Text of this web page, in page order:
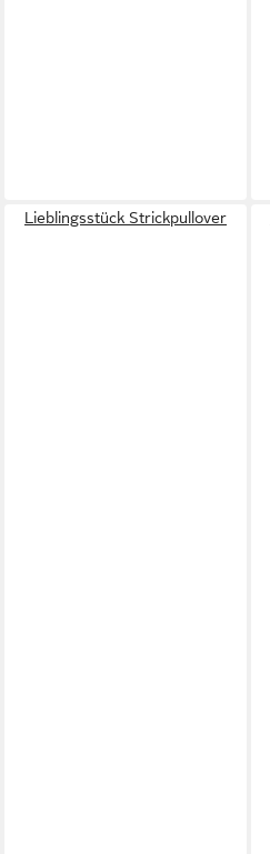
Lieblingsstück Strickpullover